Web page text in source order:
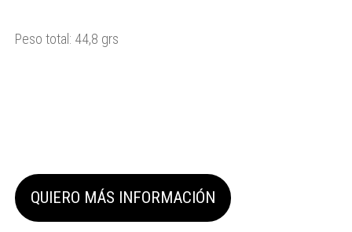
Peso total: 44,8 grs
QUIERO MÁS INFORMACIÓN